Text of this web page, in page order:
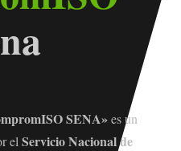
SENA»es un
el Servicio Nacional de